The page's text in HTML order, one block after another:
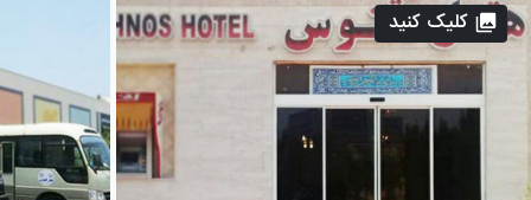
کلیک کنید